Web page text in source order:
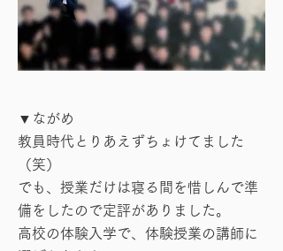
▼ながめ
教員時代とりあえずちょけてました
（笑）
でも、授業だけは寝る間を惜しんで準
備をしたので定評がありました。
高校の体験入学で、体験授業の講師に